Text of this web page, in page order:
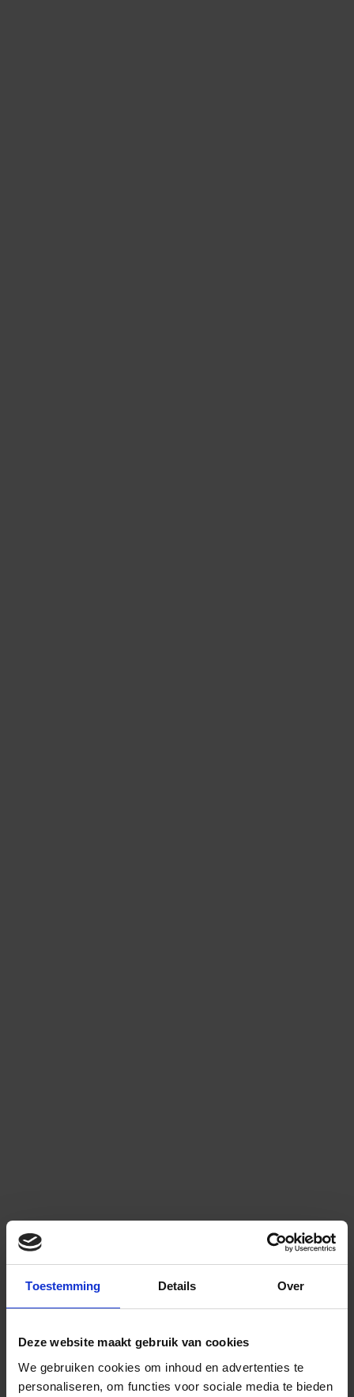
Toestemming Details Over
Deze website maakt gebruik van cookies
We gebruiken cookies om inhoud en advertenties te
personaliseren, om functies voor sociale media te bieden